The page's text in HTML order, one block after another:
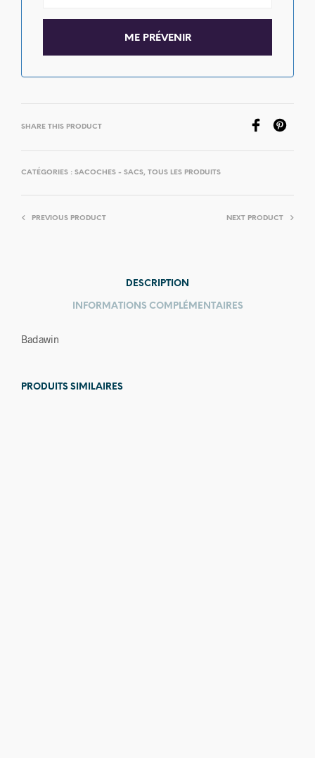
SHARE THIS PRODUCT
CATÉGORIES : SACOCHES - SACS, TOUS LES PRODUITS
PREVIOUS PRODUCT NEXT PRODUCT
DESCRIPTION
INFORMATIONS COMPLÉMENTAIRES
Badawin
PRODUITS SIMILAIRES